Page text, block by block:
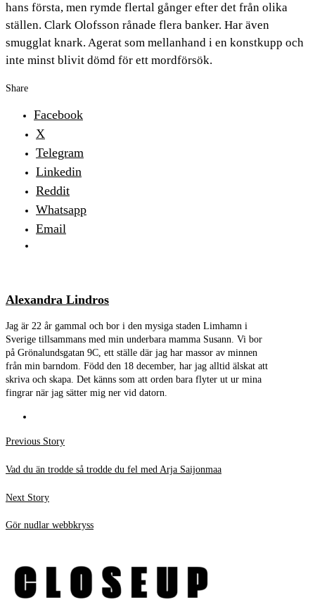
hans första, men rymde flertal gånger efter det från olika
ställen. Clark Olofsson rånade flera banker. Har även
smugglat knark. Agerat som mellanhand i en konstkupp och
inte minst blivit dömd för ett mordförsök.
Share
Facebook
X
Telegram
Linkedin
Reddit
Whatsapp
Email
Alexandra Lindros
Jag är 22 år gammal och bor i den mysiga staden Limhamn i
Sverige tillsammans med min underbara mamma Susann. Vi bor
på Grönalundsgatan 9C, ett ställe där jag har massor av minnen
från min barndom. Född den 18 december, har jag alltid älskat att
skriva och skapa. Det känns som att orden bara flyter ut ur mina
fingrar när jag sätter mig ner vid datorn.
Inläggsnavigering
Previous StoryPrevious
Vad du än trodde så trodde du fel med Arja Saijonmaa
Next StoryNext
Gör nudlar webbkryss